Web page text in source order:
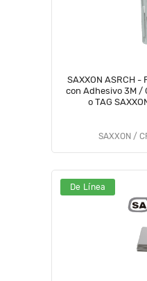
SAXXON ASRCH -
con Adhesivo 3M /
o TAG
SAXXON /
De Línea